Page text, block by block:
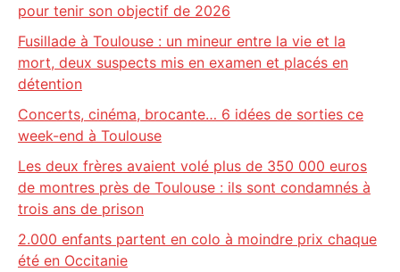
pour tenir son objectif de 2026
Fusillade à Toulouse : un mineur entre la vie et la
mort, deux suspects mis en examen et placés en
détention
Concerts, cinéma, brocante… 6 idées de sorties ce
week-end à Toulouse
Les deux frères avaient volé plus de 350 000 euros
de montres près de Toulouse : ils sont condamnés à
trois ans de prison
2.000 enfants partent en colo à moindre prix chaque
été en Occitanie